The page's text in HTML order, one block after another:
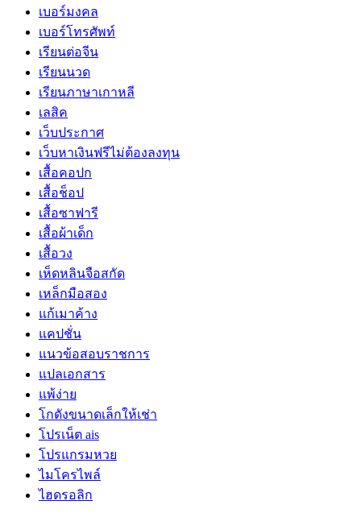
เบอร์มงคล
เบอร์โทรศัพท์
เรียนต่อจีน
เรียนนวด
เรียนภาษาเกาหลี
เลสิค
เว็บประกาศ
เว็บหาเงินฟรีไม่ต้องลงทุน
เสื้อคอปก
เสื้อช็อป
เสื้อซาฟารี
เสื้อผ้าเด็ก
เสื้อวง
เห็ดหลินจือสกัด
เหล็กมือสอง
แก้เมาค้าง
แคปชั่น
แนวข้อสอบราชการ
แปลเอกสาร
แพ้ง่าย
โกดังขนาดเล็กให้เช่า
โปรเน็ต ais
โปรแกรมหวย
ไมโครไพล์
ไฮดรอลิก